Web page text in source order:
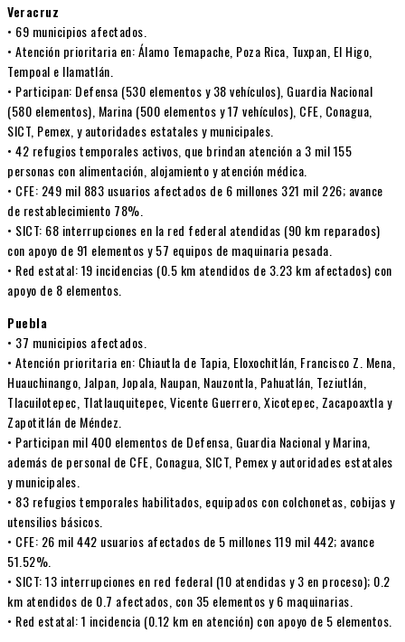
Veracruz
• 69 municipios afectados.
• Atención prioritaria en: Álamo Temapache, Poza Rica, Tuxpan, El Higo,
Tempoal e Ilamatlán.
• Participan: Defensa (530 elementos y 38 vehículos), Guardia Nacional
(580 elementos), Marina (500 elementos y 17 vehículos), CFE, Conagua,
SICT, Pemex, y autoridades estatales y municipales.
• 42 refugios temporales activos, que brindan atención a 3 mil 155
personas con alimentación, alojamiento y atención médica.
• CFE: 249 mil 883 usuarios afectados de 6 millones 321 mil 226; avance
de restablecimiento 78%.
• SICT: 68 interrupciones en la red federal atendidas (90 km reparados)
con apoyo de 91 elementos y 57 equipos de maquinaria pesada.
• Red estatal: 19 incidencias (0.5 km atendidos de 3.23 km afectados) con
apoyo de 8 elementos.
Puebla
• 37 municipios afectados.
• Atención prioritaria en: Chiautla de Tapia, Eloxochitlán, Francisco Z. Mena,
Huauchinango, Jalpan, Jopala, Naupan, Nauzontla, Pahuatlán, Teziutlán,
Tlacuilotepec, Tlatlauquitepec, Vicente Guerrero, Xicotepec, Zacapoaxtla y
Zapotitlán de Méndez.
• Participan mil 400 elementos de Defensa, Guardia Nacional y Marina,
además de personal de CFE, Conagua, SICT, Pemex y autoridades estatales
y municipales.
• 83 refugios temporales habilitados, equipados con colchonetas, cobijas y
utensilios básicos.
• CFE: 26 mil 442 usuarios afectados de 5 millones 119 mil 442; avance
51.52%.
• SICT: 13 interrupciones en red federal (10 atendidas y 3 en proceso); 0.2
km atendidos de 0.7 afectados, con 35 elementos y 6 maquinarias.
• Red estatal: 1 incidencia (0.12 km en atención) con apoyo de 5 elementos.